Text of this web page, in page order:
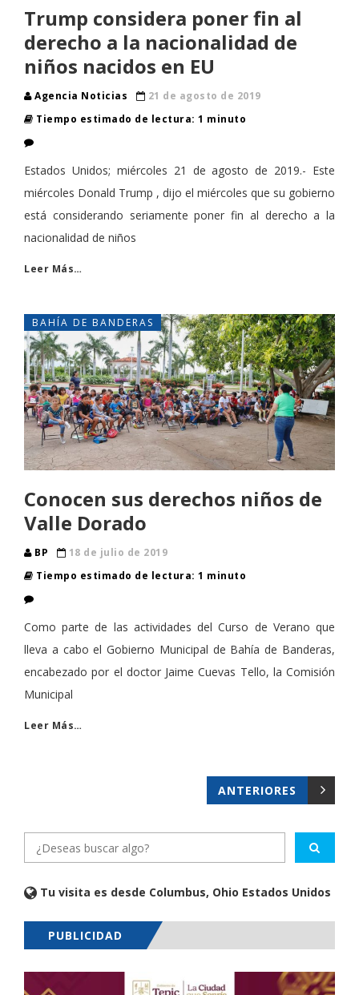
Trump considera poner fin al
derecho a la nacionalidad de
niños nacidos en EU
Agencia Noticias
21 de agosto de 2019
Tiempo estimado de lectura: 1 minuto
Estados Unidos; miércoles 21 de agosto de 2019.- Este
miércoles Donald Trump , dijo el miércoles que su gobierno
está considerando seriamente poner fin al derecho a la
nacionalidad de niños
Leer Más…
BAHÍA DE BANDERAS
Conocen sus derechos niños de
Valle Dorado
BP
18 de julio de 2019
Tiempo estimado de lectura: 1 minuto
Como parte de las actividades del Curso de Verano que
lleva a cabo el Gobierno Municipal de Bahía de Banderas,
encabezado por el doctor Jaime Cuevas Tello, la Comisión
Municipal
Leer Más…
ANTERIORES
Tu visita es desde Columbus, Ohio Estados Unidos
PUBLICIDAD